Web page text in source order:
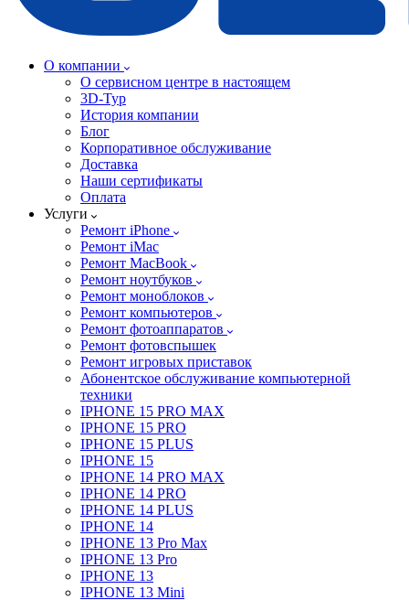
О компании
О сервисном центре в настоящем
3D-Тур
История компании
Блог
Корпоративное обслуживание
Доставка
Наши сертификаты
Оплата
Услуги
Ремонт iPhone
Ремонт iMac
Ремонт MacBook
Ремонт ноутбуков
Ремонт моноблоков
Ремонт компьютеров
Ремонт фотоаппаратов
Ремонт фотовспышек
Ремонт игровых приставок
Абонентское обслуживание компьютерной
техники
IPHONE 15 PRO MAX
IPHONE 15 PRO
IPHONE 15 PLUS
IPHONE 15
IPHONE 14 PRO MAX
IPHONE 14 PRO
IPHONE 14 PLUS
IPHONE 14
IPHONE 13 Pro Max
IPHONE 13 Pro
IPHONE 13
IPHONE 13 Mini